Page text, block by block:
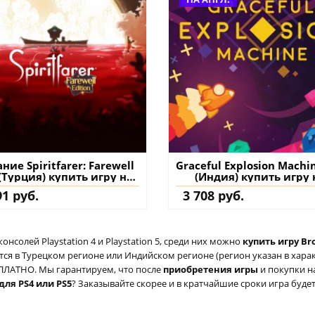
Spiritfarer: Farewell
купить игру на
аккаунт
руб.
Graceful Explosion
(Индия) купить игру
аккаунт
3 708 руб.
Playstation 4 и Playstation 5, среди них можно купить игру
в Турецком регионе или Индийском регионе (регион указан в
Мы гарантируем, что после приобретения игры и покупки
PS4 или PS5? Заказывайте скорее и в кратчайшие сроки игра